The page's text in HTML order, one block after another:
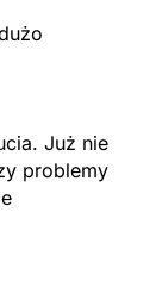
Już nie
problemy